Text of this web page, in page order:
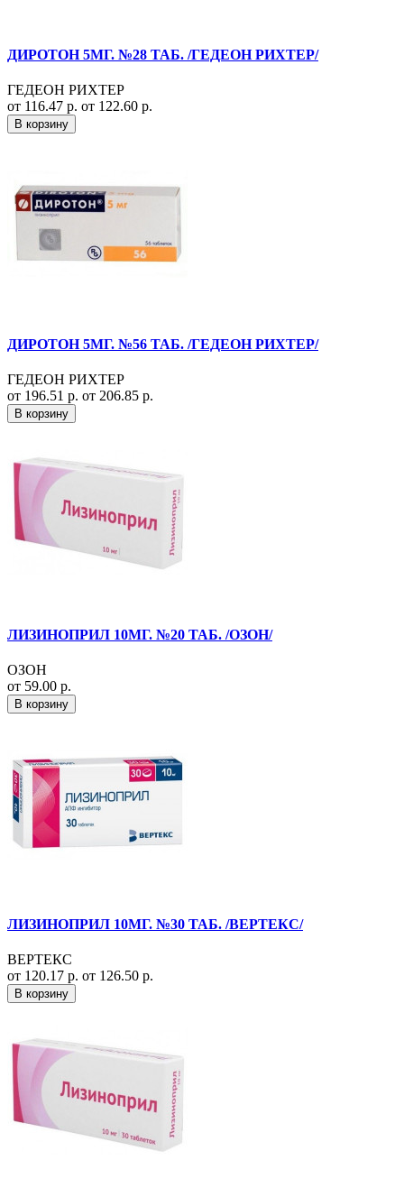
ДИРОТОН 5МГ. №28 ТАБ. /ГЕДЕОН РИХТЕР/
ГЕДЕОН РИХТЕР
от 116.47 р. от 122.60 р.
В корзину
ДИРОТОН 5МГ. №56 ТАБ. /ГЕДЕОН РИХТЕР/
ГЕДЕОН РИХТЕР
от 196.51 р. от 206.85 р.
В корзину
ЛИЗИНОПРИЛ 10МГ. №20 ТАБ. /ОЗОН/
ОЗОН
от 59.00 р.
В корзину
ЛИЗИНОПРИЛ 10МГ. №30 ТАБ. /ВЕРТЕКС/
ВЕРТЕКС
от 120.17 р. от 126.50 р.
В корзину